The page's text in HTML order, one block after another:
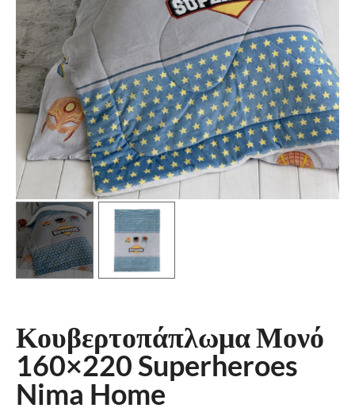
Κουβερτοπάπλωμα Μονό
160×220 Superheroes
Nima Home